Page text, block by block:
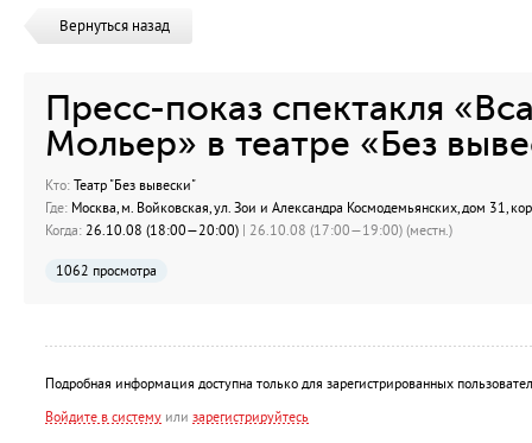
Вернуться назад
Пресс-показ спектакля
Мольер» в театре «Без
Кто: Театр "Без вывески"
Где: Москва, м. Войковская, ул. Зои и Александра Космодемьянских, дом 31,
Когда: 26.10.08 (18:00—20:00) | 26.10.08 (17:00—19:00) (местн.)
1062 просмотра
Подробная информация доступна только для зарегистрированных
Войдите в систему или зарегистрируйтесь